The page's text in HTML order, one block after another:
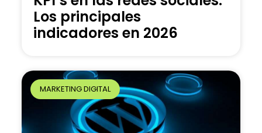
Los principales
indicadores en 2026
MARKETING DIGITAL